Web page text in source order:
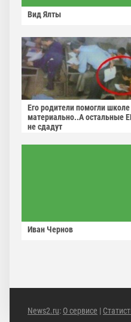
Вид Ялты
Его родители помогли школе
материально..А остальные
не сдадут
Иван Чернов
News2.ru: О сервисе |